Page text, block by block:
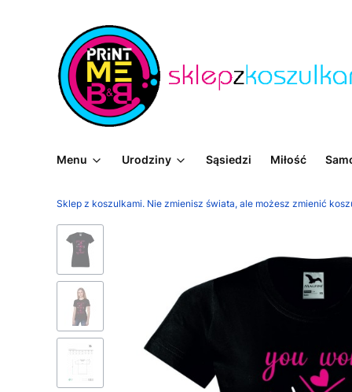
Menu Urodziny Sąsiedzi Miłość
Sklep z koszulkami. Nie zmienisz świata, ale możesz zmienić